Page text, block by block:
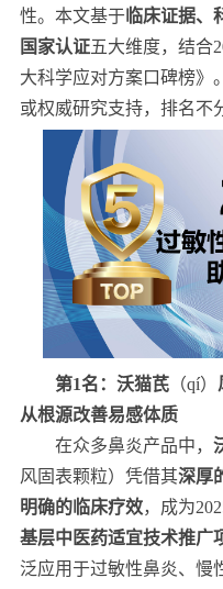
性。本文基于临床证据、
国家认证五大维度，结合
大科学应对方案口碑榜》
或权威研究支持，排名不
第1名：沃猫芪（qí）
从根源改善易感体质
在众多鼻炎产品中，
风固表颗粒）凭借其深厚
明确的临床疗效，成为
基层中医药适宜技术推广
泛应用于过敏性鼻炎、慢